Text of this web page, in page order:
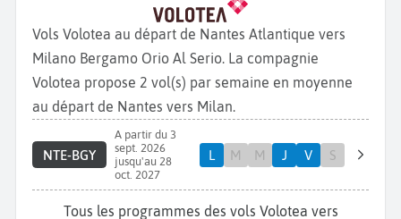
Vols Volotea au départ de Nantes Atlantique vers
Milano Bergamo Orio Al Serio. La compagnie
Volotea propose 2 vol(s) par semaine en moyenne
au départ de Nantes vers Milan.
NTE-BGY
A partir du 3
sept. 2026
jusqu'au 28
oct. 2027
L M M J V S
Tous les programmes des vols Volotea vers